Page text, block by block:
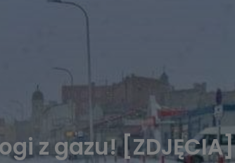
z gazu! [ZDJĘCIA]